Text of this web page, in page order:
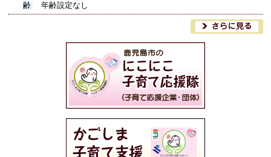
齢
年齢設定なし